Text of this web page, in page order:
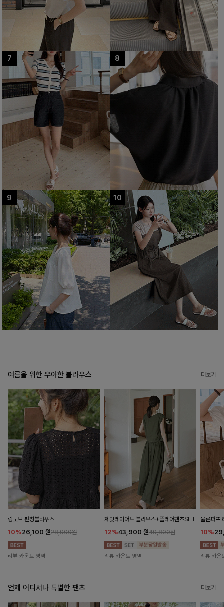
여름을 위한 우아한 블라우스 더보기
랑도브 펀칭블라우스
10%26,100 원28,900원
리뷰 카운트 영역
제딧레이어드 블라우스+플레어팬츠SET
12%43,900 원49,800원
리뷰 카운트 영역
뮬론퍼프
10%
리뷰 카운
언제 어디서나 특별한 팬츠 더보기